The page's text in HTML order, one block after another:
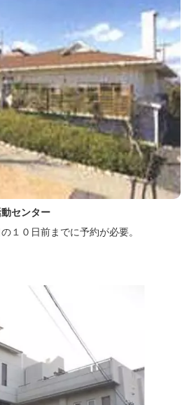
センター
１０日前までに予約が必要。